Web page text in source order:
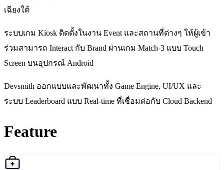
เฉียงใต้
ระบบเกม Kiosk ติดตั้งในงาน Event และสถานที่ต่างๆ ให้ผู้เข้า
ร่วมสามารถ Interact กับ Brand ผ่านเกม Match-3 แบบ Touch
Screen บนอุปกรณ์ Android
Devsmith ออกแบบและพัฒนาทั้ง Game Engine, UI/UX และ
ระบบ Leaderboard แบบ Real-time ที่เชื่อมต่อกับ Cloud Backend
Feature